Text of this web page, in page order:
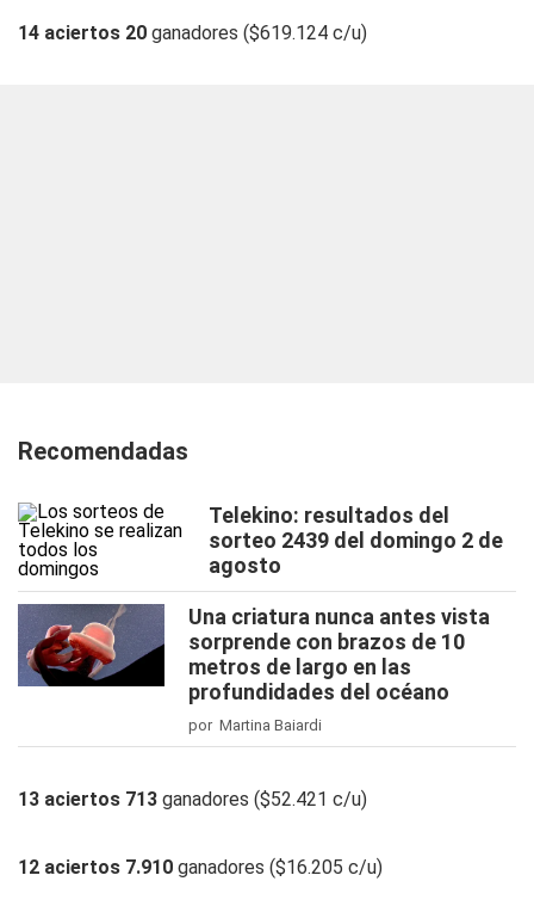
14 aciertos 20 ganadores ($619.124 c/u)
Recomendadas
Telekino: resultados del
sorteo 2439 del domingo 2 de
agosto
Una criatura nunca antes vista
sorprende con brazos de 10
metros de largo en las
profundidades del océano
por Martina Baiardi
13 aciertos 713 ganadores ($52.421 c/u)
12 aciertos 7.910 ganadores ($16.205 c/u)